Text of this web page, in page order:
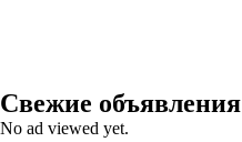
Свежие объявления
No ad viewed yet.